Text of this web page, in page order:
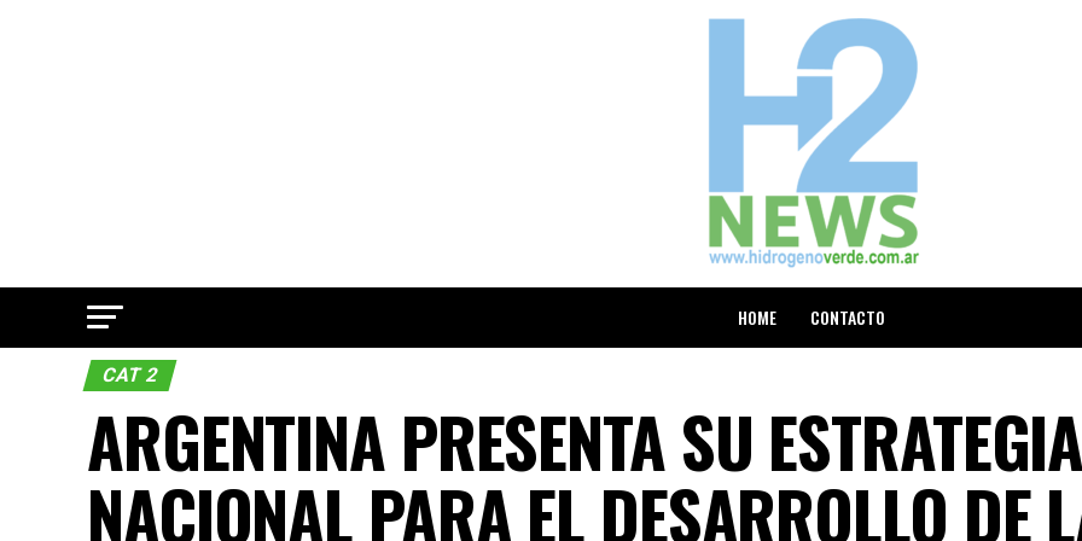
HOME CONTACTO
CAT 2
ARGENTINA PRESENTA SU
NACIONAL PARA EL DESARROLLO DE